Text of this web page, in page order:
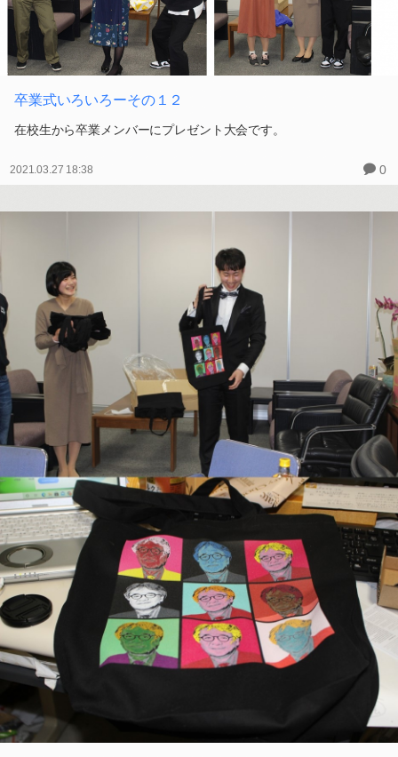
卒業式いろいろーその１２
在校生から卒業メンバーにプレゼント大会です。
2021.03.27 18:38 0